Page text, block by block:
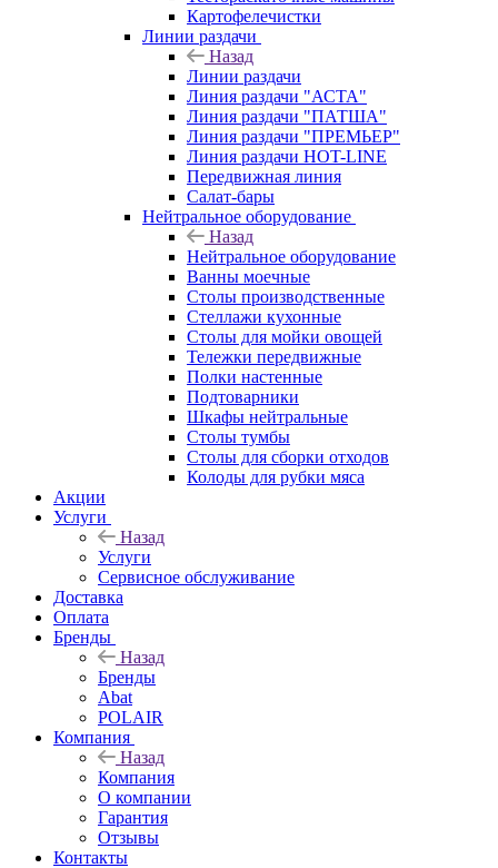
Картофелечистки
Линии раздачи
Назад
Линии раздачи
Линия раздачи "АСТА"
Линия раздачи "ПАТША"
Линия раздачи "ПРЕМЬЕР"
Линия раздачи HOT-LINE
Передвижная линия
Салат-бары
Нейтральное оборудование
Назад
Нейтральное оборудование
Ванны моечные
Столы производственные
Стеллажи кухонные
Столы для мойки овощей
Тележки передвижные
Полки настенные
Подтоварники
Шкафы нейтральные
Столы тумбы
Столы для сборки отходов
Колоды для рубки мяса
Акции
Услуги
Назад
Услуги
Сервисное обслуживание
Доставка
Оплата
Бренды
Назад
Бренды
Abat
POLAIR
Компания
Назад
Компания
О компании
Гарантия
Отзывы
Контакты